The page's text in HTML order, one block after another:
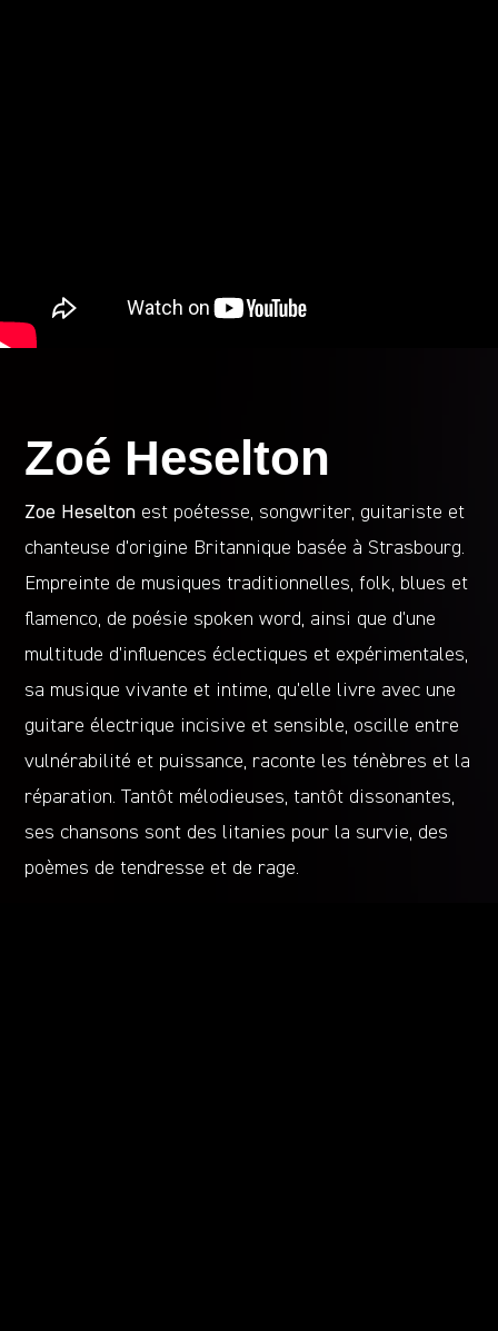
Zoé Heselton
Zoe Heselton est poétesse, songwriter, guitariste et
chanteuse d’origine Britannique basée à Strasbourg.
Empreinte de musiques traditionnelles, folk, blues et
flamenco, de poésie spoken word, ainsi que d’une
multitude d’influences éclectiques et expérimentales,
sa musique vivante et intime, qu’elle livre avec une
guitare électrique incisive et sensible, oscille entre
vulnérabilité et puissance, raconte les ténèbres et la
réparation. Tantôt mélodieuses, tantôt dissonantes,
ses chansons sont des litanies pour la survie, des
poèmes de tendresse et de rage.